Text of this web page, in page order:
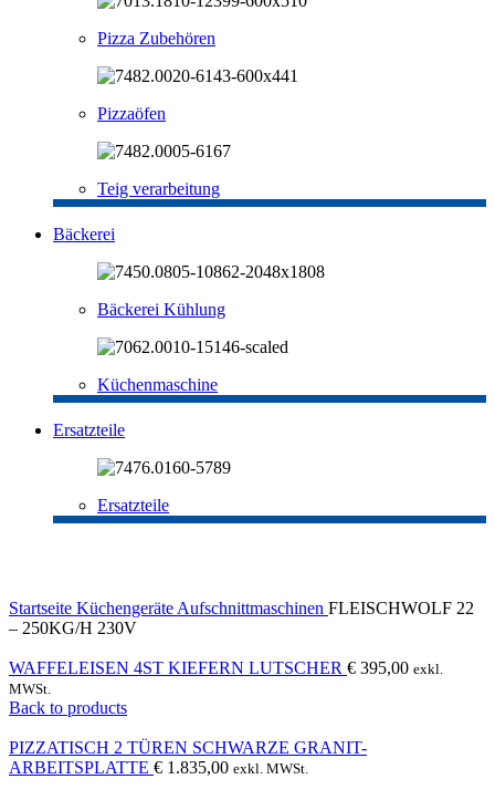
Pizza Zubehören
Pizzaöfen
Teig verarbeitung
Bäckerei
Bäckerei Kühlung
Küchenmaschine
Ersatzteile
Ersatzteile
Startseite Küchengeräte Aufschnittmaschinen FLEISCHWOLF 22
– 250KG/H 230V
WAFFELEISEN 4ST KIEFERN LUTSCHER € 395,00 exkl.
MWSt.
Back to products
PIZZATISCH 2 TÜREN SCHWARZE GRANIT-
ARBEITSPLATTE € 1.835,00 exkl. MWSt.